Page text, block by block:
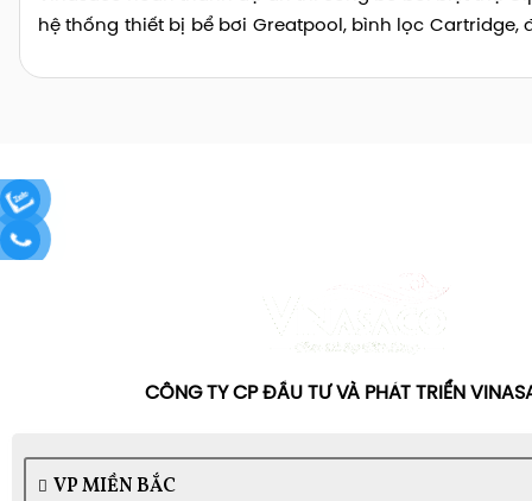
hệ thống thiết bị bể bơi Greatpool, bình lọc Cartridge,
CÔNG TY CP ĐẦU TƯ VÀ PHÁT TRIỂN
VP MIỀN BẮC